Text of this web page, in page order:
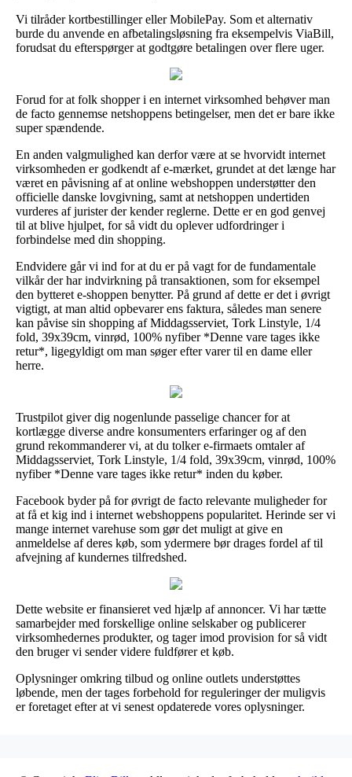
Vi tilråder kortbestillinger eller MobilePay. Som et alternativ
burde du anvende en afbetalingsløsning fra eksempelvis ViaBill,
forudsat du efterspørger at godtgøre betalingen over flere uger.
Forud for at folk shopper i en internet virksomhed behøver man
de facto gennemse netshoppens betingelser, men det er bare ikke
super spændende.
En anden valgmulighed kan derfor være at se hvorvidt internet
virksomheden er godkendt af e-mærket, grundet at det længe har
været en påvisning af at online webshoppen understøtter den
officielle danske lovgivning, samt at netshoppen undertiden
vurderes af jurister der kender reglerne. Dette er en god genvej
til at blive hjulpet, for så vidt du oplever udfordringer i
forbindelse med din shopping.
Endvidere går vi ind for at du er på vagt for de fundamentale
vilkår der har indvirkning på transaktionen, som for eksempel
den bytteret e-shoppen benytter. På grund af dette er det i øvrigt
vigtigt, at man altid opbevarer ens faktura, således man senere
kan påvise sin shopping af Middagsserviet, Tork Linstyle, 1/4
fold, 39x39cm, vinrød, 100% nyfiber *Denne vare tages ikke
retur*, ligegyldigt om man søger efter varer til en dame eller
herre.
Trustpilot giver dig nogenlunde passelige chancer for at
kortlægge diverse andre konsumenters erfaringer og af den
grund rekommanderer vi, at du tolker e-firmaets omtaler af
Middagsserviet, Tork Linstyle, 1/4 fold, 39x39cm, vinrød, 100%
nyfiber *Denne vare tages ikke retur* inden du køber.
Facebook byder på for øvrigt de facto relevante muligheder for
at få et kig ind i internet webshoppens popularitet. Herinde ser vi
mange internet varehuse som gør det muligt at give en
anmeldelse af deres køb, som ydermere bør drages fordel af til
afvejning af kundernes tilfredshed.
Dette website er finansieret ved hjælp af annoncer. Vi har tætte
samarbejder med forskellige online selskaber og publicerer
virksomhedernes produkter, og tager imod provision for så vidt
den bruger vi sender videre fuldfører et køb.
Oplysninger omkring tilbud og online outlets understøttes
løbende, men der tages forbehold for reguleringer der muligvis
er foretaget efter at vi senest opdaterede vores oplysninger.